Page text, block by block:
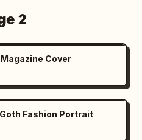
2
Cover
Fashion Portrait